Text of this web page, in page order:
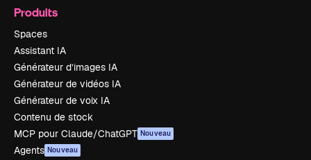
Produits
Spaces
Assistant IA
Générateur d’images IA
Générateur de vidéos IA
Générateur de voix IA
Contenu de stock
MCP pour Claude/ChatGPT Nouveau
Agents Nouveau